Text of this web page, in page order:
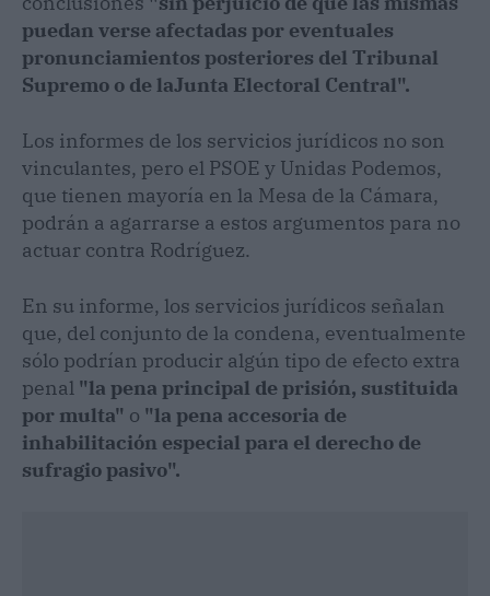
puedan verse afectadas por eventuales
pronunciamientos posteriores del Tribunal
Supremo o de laJunta Electoral Central".
Los informes de los servicios jurídicos no son
vinculantes, pero el PSOE y Unidas Podemos,
que tienen mayoría en la Mesa de la Cámara,
podrán a agarrarse a estos argumentos para no
actuar contra Rodríguez.
En su informe, los servicios jurídicos señalan
que, del conjunto de la condena, eventualmente
sólo podrían producir algún tipo de efecto extra
penal "la pena principal de prisión, sustituida
por multa" o "la pena accesoria de
inhabilitación especial para el derecho de
sufragio pasivo".